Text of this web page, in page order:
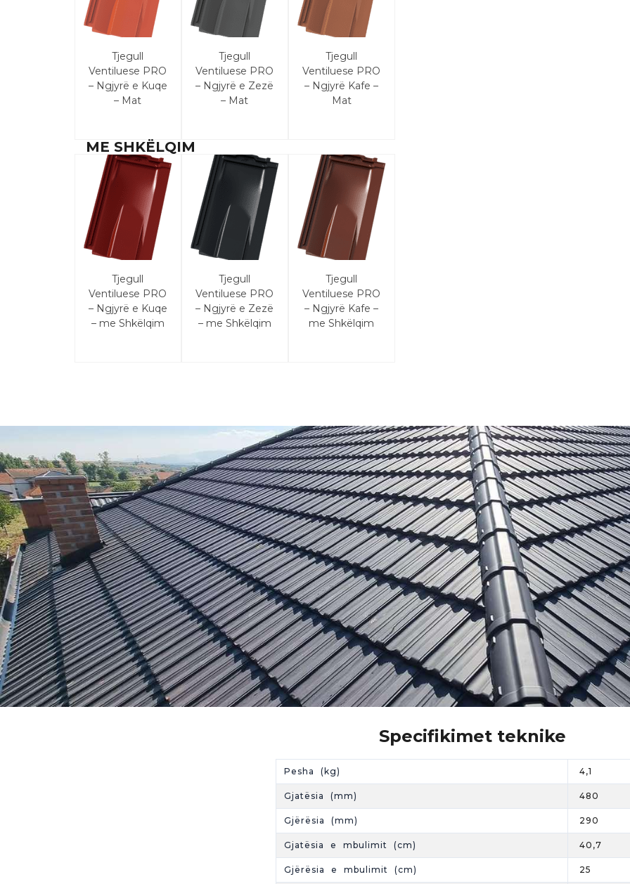
Tjegull
Ventiluese PRO
– Ngjyrë e Kuqe
– Mat
Tjegull
Ventiluese PRO
– Ngjyrë e Zezë
– Mat
Tjegull
Ventiluese PRO
– Ngjyrë Kafe –
Mat
ME SHKËLQIM
Tjegull
Ventiluese PRO
– Ngjyrë e Kuqe
– me Shkëlqim
Tjegull
Ventiluese PRO
– Ngjyrë e Zezë
– me Shkëlqim
Tjegull
Ventiluese PRO
– Ngjyrë Kafe –
me Shkëlqim
Specifikimet teknike
Pesha (kg) 4,1
Gjatësia (mm) 480
Gjërësia (mm) 290
Gjatësia e mbulimit (cm) 40,7
Gjërësia e mbulimit (cm) 25